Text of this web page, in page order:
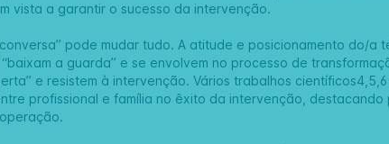
vista a garantir o sucesso da intervenção.
pode mudar tudo. A atitude e posicionamento do/a
a guarda” e se envolvem no processo de
e resistem à intervenção. Vários trabalhos
profissional e família no êxito da intervenção, destacando